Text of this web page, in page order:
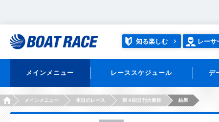
知る楽しむ レーサ
メインメニュー レーススケジュール デ
HOMEメインメニュー 本日のレース 第４回日刊大衆杯 結果